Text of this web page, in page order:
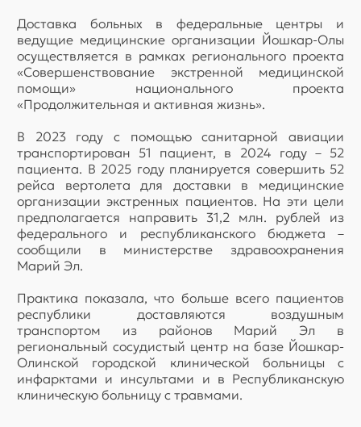
Доставка больных в федеральные центры и
ведущие медицинские организации Йошкар-Олы
осуществляется в рамках регионального проекта
«Совершенствование экстренной медицинской
помощи» национального проекта
«Продолжительная и активная жизнь».
В 2023 году с помощью санитарной авиации
транспортирован 51 пациент, в 2024 году – 52
пациента. В 2025 году планируется совершить 52
рейса вертолета для доставки в медицинские
организации экстренных пациентов. На эти цели
предполагается направить 31,2 млн. рублей из
федерального и республиканского бюджета –
сообщили в министерстве здравоохранения
Марий Эл.
Практика показала, что больше всего пациентов
республики доставляются воздушным
транспортом из районов Марий Эл в
региональный сосудистый центр на базе Йошкар-
Олинской городской клинической больницы с
инфарктами и инсультами и в Республиканскую
клиническую больницу с травмами.